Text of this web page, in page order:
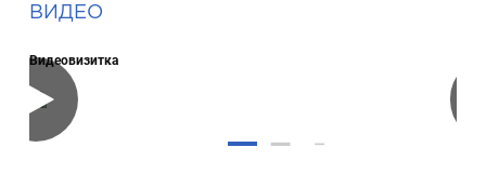
ВИДЕО
Видеовизитка